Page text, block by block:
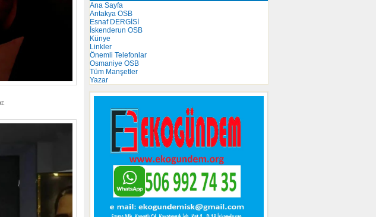
Ana Sayfa
Antakya OSB
Esnaf DERGİSİ
İskenderun OSB
Künye
Linkler
Önemli Telefonlar
Osmaniye OSB
Tüm Manşetler
Yazar